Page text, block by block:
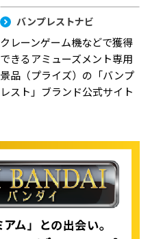
バンプレストナビ
クレーンゲーム機などで獲得
できるアミューズメント専用
景品（プライズ）の「バンプ
レスト」ブランド公式サイト